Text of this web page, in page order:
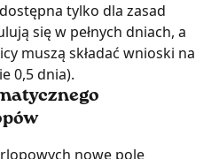
tylko dla zasad
się w pełnych dniach, a
muszą składać wnioski na
0,5 dnia).
nowe pole